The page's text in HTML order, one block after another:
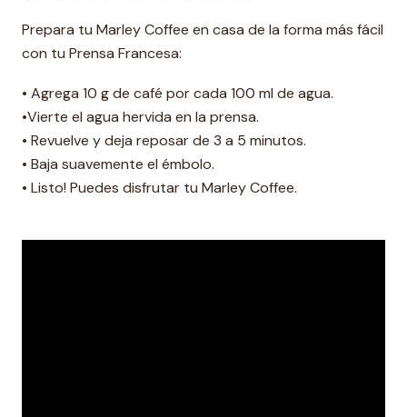
Prepara tu Marley Coffee en casa de la forma más fácil
con tu Prensa Francesa:
• Agrega 10 g de café por cada 100 ml de agua.
•Vierte el agua hervida en la prensa.
• Revuelve y deja reposar de 3 a 5 minutos.
• Baja suavemente el émbolo.
• Listo! Puedes disfrutar tu Marley Coffee.